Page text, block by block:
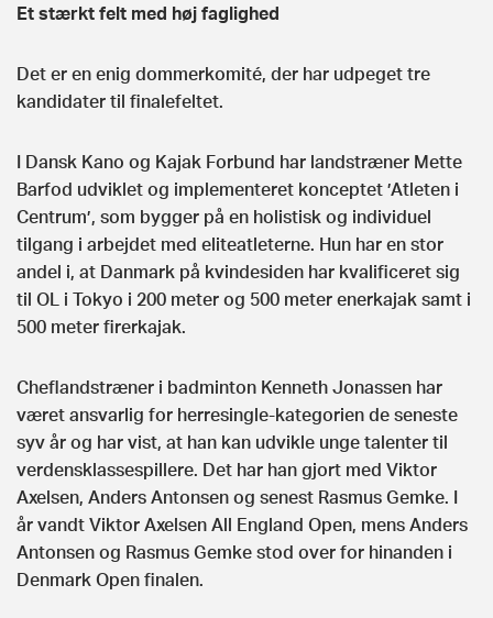
Et stærkt felt med høj faglighed
Det er en enig dommerkomité, der har udpeget tre
kandidater til finalefeltet.
I Dansk Kano og Kajak Forbund har landstræner Mette
Barfod udviklet og implementeret konceptet ’Atleten i
Centrum’, som bygger på en holistisk og individuel
tilgang i arbejdet med eliteatleterne. Hun har en stor
andel i, at Danmark på kvindesiden har kvalificeret sig
til OL i Tokyo i 200 meter og 500 meter enerkajak samt i
500 meter firerkajak.
Cheflandstræner i badminton Kenneth Jonassen har
været ansvarlig for herresingle-kategorien de seneste
syv år og har vist, at han kan udvikle unge talenter til
verdensklassespillere. Det har han gjort med Viktor
Axelsen, Anders Antonsen og senest Rasmus Gemke. I
år vandt Viktor Axelsen All England Open, mens Anders
Antonsen og Rasmus Gemke stod over for hinanden i
Denmark Open finalen.